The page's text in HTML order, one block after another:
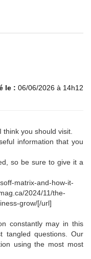
le : 06/06/2026 à 14h12
you should visit.
information that you
so be sure to give it a
matrix-and-how-it-
2024/11/the-
grow/[/url]
constantly may in this
tangled questions. Our
using the most most